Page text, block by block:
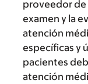
proveedor de
examen y la
atención
específicas y
pacientes
atención